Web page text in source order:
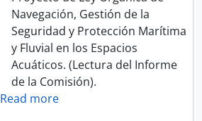
Navegación, Gestión de la
Seguridad y Protección Marítima
y Fluvial en los Espacios
Acuáticos. (Lectura del Informe
de la Comisión).
Read more